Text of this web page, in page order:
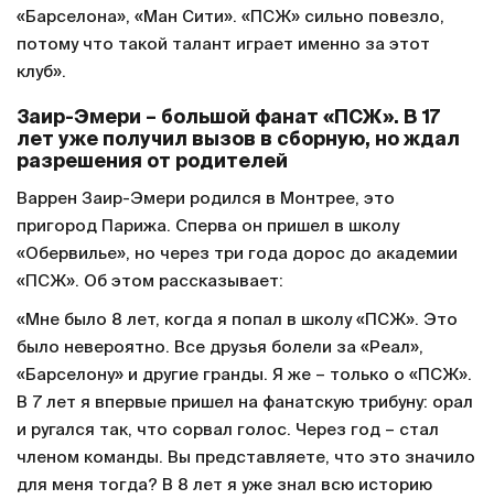
«Барселона», «Ман Сити». «ПСЖ» сильно повезло,
потому что такой талант играет именно за этот
клуб».
Заир-Эмери – большой фанат «ПСЖ». В 17
лет уже получил вызов в сборную, но ждал
разрешения от родителей
Варрен Заир-Эмери родился в Монтрее, это
пригород Парижа. Сперва он пришел в школу
«Обервилье», но через три года дорос до академии
«ПСЖ». Об этом рассказывает:
«Мне было 8 лет, когда я попал в школу «ПСЖ». Это
было невероятно. Все друзья болели за «Реал»,
«Барселону» и другие гранды. Я же – только о «ПСЖ».
В 7 лет я впервые пришел на фанатскую трибуну: орал
и ругался так, что сорвал голос. Через год – стал
членом команды. Вы представляете, что это значило
для меня тогда? В 8 лет я уже знал всю историю